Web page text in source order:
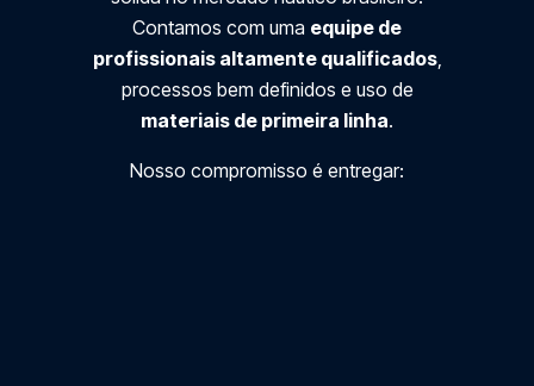
Contamos com uma equipe de
profissionais altamente qualificados,
processos bem definidos e uso de
materiais de primeira linha.
Nosso compromisso é entregar: